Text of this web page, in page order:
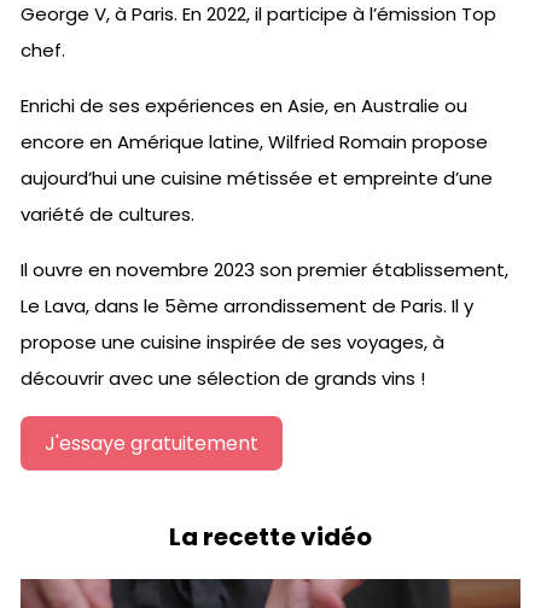
George V, à Paris. En 2022, il participe à l’émission Top
chef.
Enrichi de ses expériences en Asie, en Australie ou
encore en Amérique latine, Wilfried Romain propose
aujourd’hui une cuisine métissée et empreinte d’une
variété de cultures.
Il ouvre en novembre 2023 son premier établissement,
Le Lava, dans le 5ème arrondissement de Paris. Il y
propose une cuisine inspirée de ses voyages, à
découvrir avec une sélection de grands vins !
J'essaye gratuitement
La recette vidéo